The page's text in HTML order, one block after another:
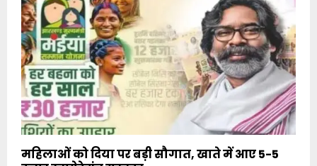
महिलाओं को दिया पर बड़ी सौगात, खाते में आए 5-5